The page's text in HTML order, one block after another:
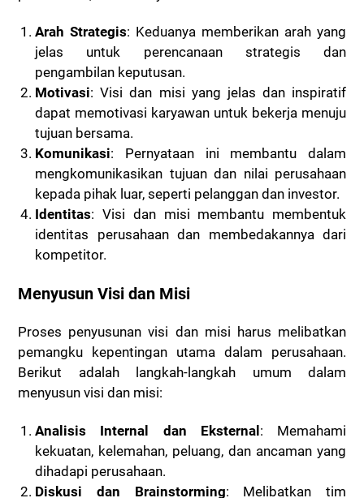
Arah Strategis: Keduanya memberikan arah yang
jelas untuk perencanaan strategis dan
pengambilan keputusan.
Motivasi: Visi dan misi yang jelas dan inspiratif
dapat memotivasi karyawan untuk bekerja menuju
tujuan bersama.
Komunikasi: Pernyataan ini membantu dalam
mengkomunikasikan tujuan dan nilai perusahaan
kepada pihak luar, seperti pelanggan dan investor.
Identitas: Visi dan misi membantu membentuk
identitas perusahaan dan membedakannya dari
kompetitor.
Menyusun Visi dan Misi
Proses penyusunan visi dan misi harus melibatkan
pemangku kepentingan utama dalam perusahaan.
Berikut adalah langkah-langkah umum dalam
menyusun visi dan misi:
Analisis Internal dan Eksternal: Memahami
kekuatan, kelemahan, peluang, dan ancaman yang
dihadapi perusahaan.
Diskusi dan Brainstorming: Melibatkan tim